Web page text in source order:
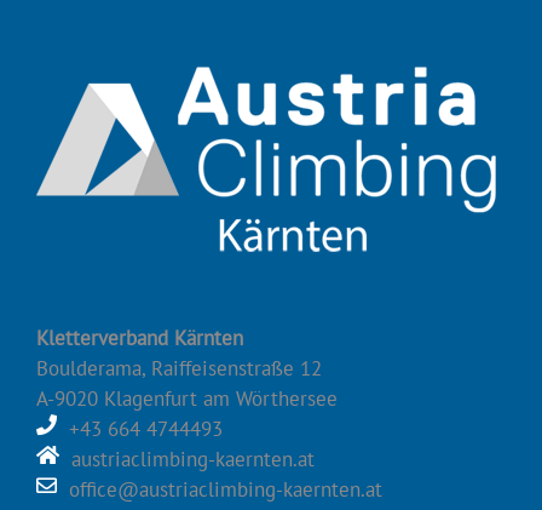
Kletterverband Kärnten
Boulderama, Raiffeisenstraße 12
A-9020 Klagenfurt am Wörthersee
+43 664 4744493
austriaclimbing-kaernten.at
office@austriaclimbing-kaernten.at